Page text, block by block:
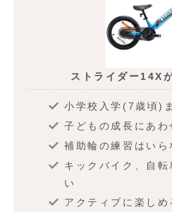
ストライダー14X
小学校入学(7歳頃)
子どもの成長にあ
補助輪の練習はいら
キックバイク、自
い
アクティブに楽しめ